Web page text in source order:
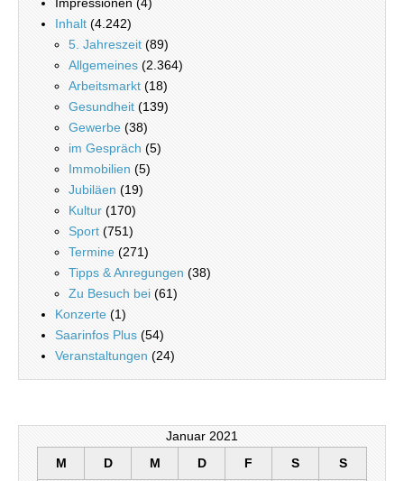
Inhalt (4.242)
5. Jahreszeit (89)
Allgemeines (2.364)
Arbeitsmarkt (18)
Gesundheit (139)
Gewerbe (38)
im Gespräch (5)
Immobilien (5)
Jubiläen (19)
Kultur (170)
Sport (751)
Termine (271)
Tipps & Anregungen (38)
Zu Besuch bei (61)
Konzerte (1)
Saarinfos Plus (54)
Veranstaltungen (24)
Januar 2021
M
D M D F S S